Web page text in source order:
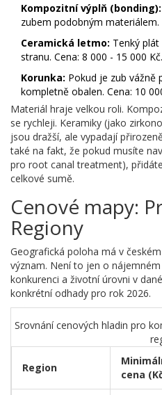
Kompozitní výplň (bonding):
zubem podobným materiálem.
Ceramická letmo: Tenký
stranu. Cena: 8 000 - 15 000 Kč.
Korunka: Pokud je zub vážně
kompletně obalen. Cena: 10
Materiál hraje velkou roli.
se rychleji. Keramiky (jako
jsou dražší, ale vypadají
také na fakt, že pokud musíte
pro root canal treatment),
celkové sumě.
Cenové mapy:
Regiony
Geografická poloha má v
význam. Není to jen o
konkurenci a životní úrovni v
konkrétní odhady pro rok 2026.
Srovnání cenových hladin pro
Region
cena